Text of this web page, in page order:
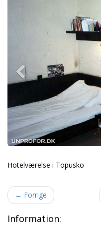
Hotelværelse i Topusko
← Forrige
Information: